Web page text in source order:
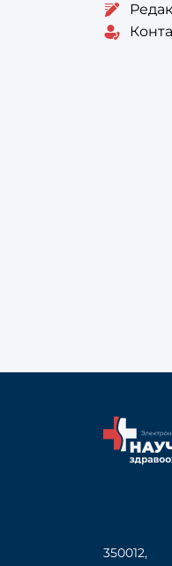
350012,